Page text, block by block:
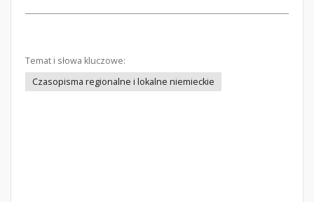
Temat i słowa kluczowe:
Czasopisma regionalne i lokalne niemieckie